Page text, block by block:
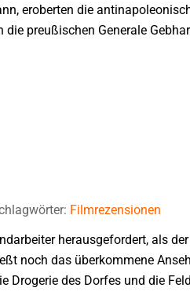
eroberten die
preußischen Generale
Filmrezensionen
herausgefordert, als
noch das überkommene
des Dorfes und die